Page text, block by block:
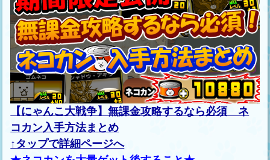
【にゃんこ大戦争】無課金攻略するなら必須 ネ
コカン入手方法まとめ
↑タップで詳細ページへ